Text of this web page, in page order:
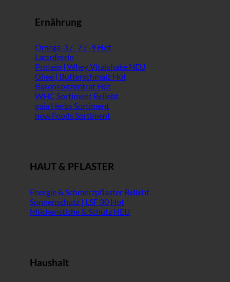
Ernährung
Omega-3 / -7 / -9
Lactoferrin
Protein | Whey Vitalshake
Ghee | Butterschmalz
Basenkonzentrat
WHC Sortiment
gaia Herbs Sortiment
now Foods Sortiment
HAUT & PFLASTER
Energie & Schmerzpflaster
Sonnenschutz | LSF 30
Mückenstiche & Schutz
Haushalt